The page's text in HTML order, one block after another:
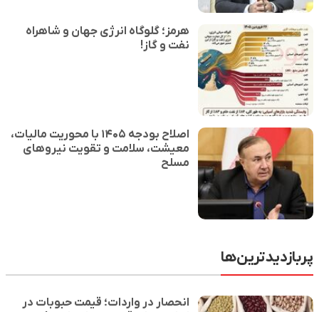
هرمز؛ گلوگاه انرژی جهان و شاهراه
نفت و گاز!
اصلاح بودجه ۱۴۰۵ با محوریت مالیات،
معیشت، سلامت و تقویت نیروهای
مسلح
انحصار در واردات؛ قیمت حبوبات در